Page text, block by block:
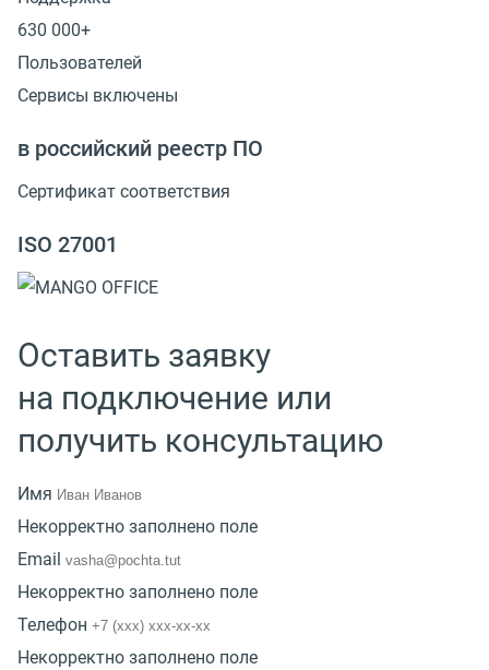
630 000+
Пользователей
Сервисы включены
в российский реестр ПО
Сертификат соответствия
ISO 27001
Оставить заявку
на подключение или
получить консультацию
Имя
Некорректно заполнено поле
Email
Некорректно заполнено поле
Телефон
Некорректно заполнено поле